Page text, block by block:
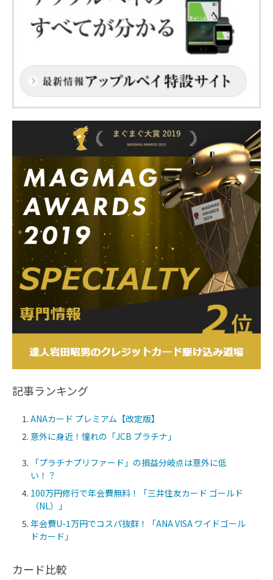
記事ランキング
ANAカード プレミアム【改定版】
意外に身近！憧れの「JCB プラチナ」
「プラチナプリファード」の損益分岐点は意外に低
い！？
100万円修行で年会費無料！「三井住友カード ゴールド
（NL）」
年会費U-1万円でコスパ抜群！「ANA VISA ワイドゴール
ドカード」
カード比較